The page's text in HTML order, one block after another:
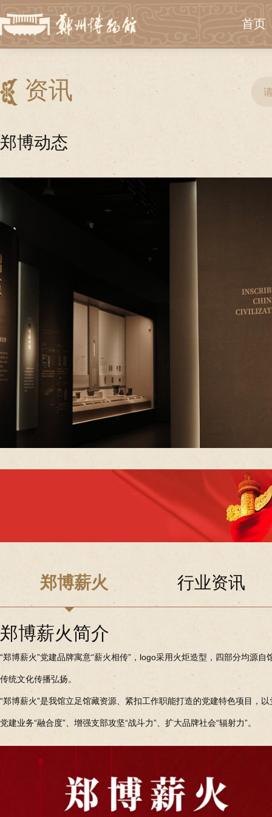
首页
资讯
郑博动态
郑博薪火 行业资讯
郑博薪火简介
“郑博薪火”党建品牌寓意“薪火相传”，logo采用火炬造型，四部分均源
传统文化传播弘扬。
“郑博薪火”是我馆立足馆藏资源、紧扣工作职能打造的党建特色项目，
党建业务“融合度”、增强支部攻坚“战斗力”、扩大品牌社会“辐射力”。